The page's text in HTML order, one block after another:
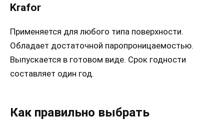
Krafor
Применяется для любого типа поверхности.
Обладает достаточной паропроницаемостью.
Выпускается в готовом виде. Срок годности
составляет один год.
Как правильно выбрать